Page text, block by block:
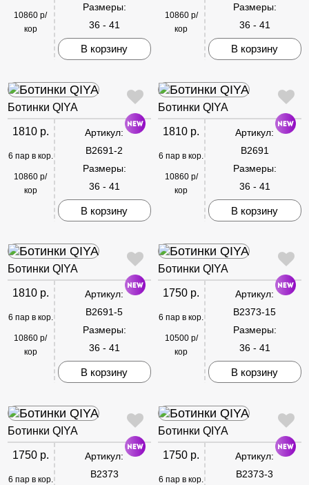
10860 р/
кор
Размеры:
36 - 41
В корзину
10860 р/
кор
Размеры:
36 - 41
В корзину
Ботинки QIYA
1810 р.
6 пар в кор.
10860 р/
кор
Артикул:
B2691-2
Размеры:
36 - 41
В корзину
Ботинки QIYA
1810 р.
6 пар в кор.
10860 р/
кор
Артикул:
B2691
Размеры:
36 - 41
В корзину
Ботинки QIYA
1810 р.
6 пар в кор.
10860 р/
кор
Артикул:
B2691-5
Размеры:
36 - 41
В корзину
Ботинки QIYA
1750 р.
6 пар в кор.
10500 р/
кор
Артикул:
B2373-15
Размеры:
36 - 41
В корзину
Ботинки QIYA
1750 р.
6 пар в кор.
Артикул:
B2373
Ботинки QIYA
1750 р.
6 пар в кор.
Артикул:
B2373-3